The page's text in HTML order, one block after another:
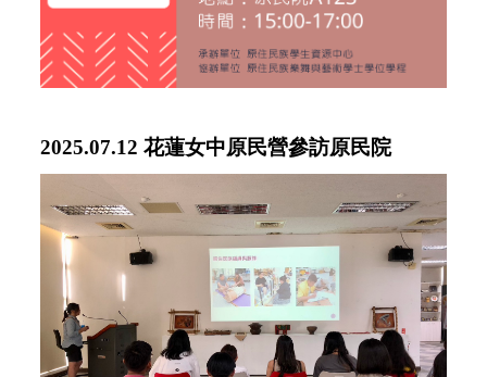
2025.07.12 花蓮女中原民營參訪原民院